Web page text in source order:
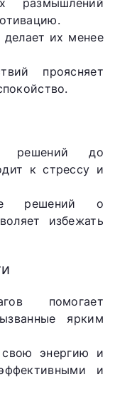
размышлений
их менее
проясняет
решений до
к стрессу и
решений о
избежать
помогает
ярким
энергию и
и